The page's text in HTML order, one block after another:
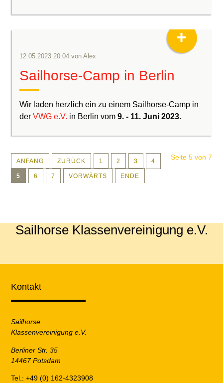
12.05.2023 20:04 vonAlex
Sailhorse-Camp in Berlin
Wir laden herzlich ein zu einem Sailhorse-Camp in
derVWG e.V. in Berlin vom9. - 11. Juni 2023.
+
Seite 5 von 7
ANFANG ZURÜCK 1 2 3 4
5 6 7 VORWÄRTS ENDE
Sailhorse Klassenvereinigung e.V.
Kontakt
Sailhorse
Klassenvereinigung e.V.
Berliner Str. 35
14467 Potsdam
Tel.: +49 (0) 162-4323908